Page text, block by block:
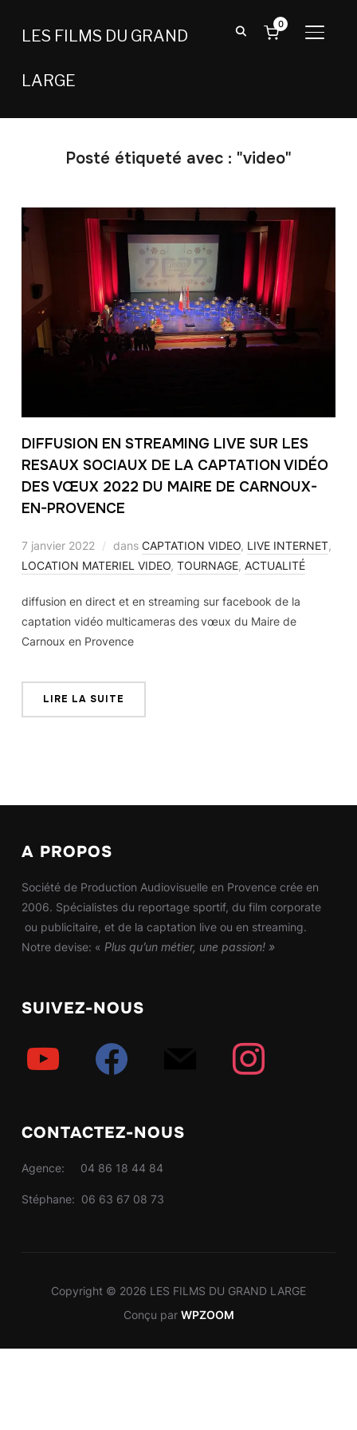
LES FILMS DU GRAND
LARGE
0
Posté étiqueté avec : "video"
DIFFUSION EN STREAMING LIVE SUR LES
RESAUX SOCIAUX DE LA CAPTATION VIDÉO
DES VŒUX 2022 DU MAIRE DE CARNOUX-
EN-PROVENCE
7 janvier 2022 dans CAPTATION VIDEO, LIVE INTERNET,
LOCATION MATERIEL VIDEO, TOURNAGE, ACTUALITÉ
diffusion en direct et en streaming sur facebook de la
captation vidéo multicameras des vœux du Maire de
Carnoux en Provence
LIRE LA SUITE
A PROPOS
Société de Production Audiovisuelle en Provence crée en
2006. Spécialistes du reportage sportif, du film corporate
ou publicitaire, et de la captation live ou en streaming.
Notre devise: « Plus qu’un métier, une passion! »
SUIVEZ-NOUS
CONTACTEZ-NOUS
Agence: 04 86 18 44 84
Stéphane: 06 63 67 08 73
Copyright © 2026 LES FILMS DU GRAND LARGE
Conçu par WPZOOM